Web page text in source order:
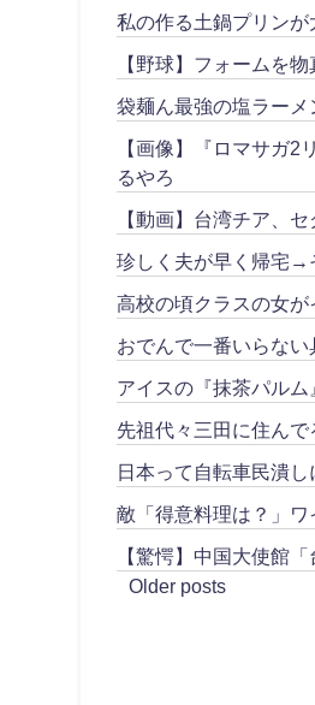
私の作る土鍋プリン
【野球】フォームを
袋麺ん最強の塩ラーメ
【画像】『ロマサガ
るやろ
【動画】台湾チア、
珍しく夫が早く帰宅→
高校の頃クラスの女
おでんで一番いらない
アイスの『抹茶パル
先祖代々三田に住ん
日本って自転車民潰
敵「得意料理は？」ワ
【驚愕】中国大使館
Older posts